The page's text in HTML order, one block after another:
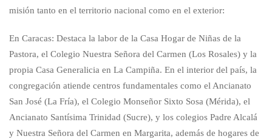
misión tanto en el territorio nacional como en el exterior:
En Caracas: Destaca la labor de la Casa Hogar de Niñas de la
Pastora, el Colegio Nuestra Señora del Carmen (Los Rosales) y la
propia Casa Generalicia en La Campiña. En el interior del país, la
congregación atiende centros fundamentales como el Ancianato
San José (La Fría), el Colegio Monseñor Sixto Sosa (Mérida), el
Ancianato Santísima Trinidad (Sucre), y los colegios Padre Alcalá
y Nuestra Señora del Carmen en Margarita, además de hogares de